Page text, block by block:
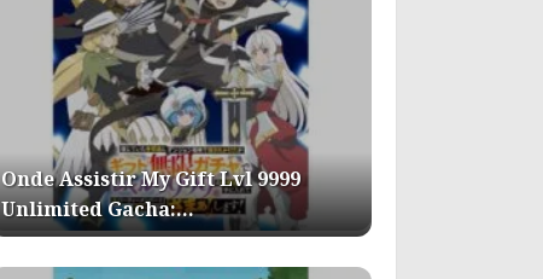
Onde Assistir My Gift Lvl 9999
Unlimited Gacha:…